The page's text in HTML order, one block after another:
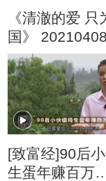
《清澈的爱 只
国》
军 卫国戍边
[致富经]90后
生蛋年赚百万